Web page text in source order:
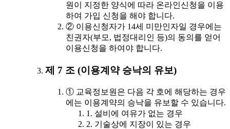
원이 지정한 양식에 따라 온라인신청을 이용
하여 가입 신청을 해야 합니다.
② 이용신청자가 14세 미만인자일 경우에는
친권자(부모, 법정대리인 등)의 동의를 얻어
이용신청을 하여야 합니다.
제 7 조 (이용계약 승낙의 유보)
① 교육정보원은 다음 각 호에 해당하는 경우
에는 이용계약의 승낙을 유보할 수 있습니다.
1. 설비에 여유가 없는 경우
2. 기술상에 지장이 있는 경우